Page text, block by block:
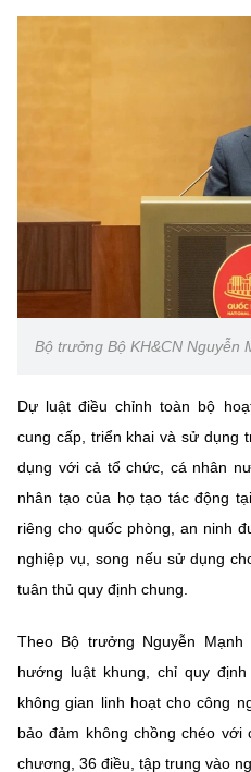
Bộ trưởng Bộ KH&CN Nguyễn
Dự luật điều chỉnh toàn bộ
cung cấp, triển khai và sử dụng
dụng với cả tổ chức, cá nhân
nhân tạo của họ tạo tác động
riêng cho quốc phòng, an ninh
nghiệp vụ, song nếu sử dụng
tuân thủ quy định chung.
Theo Bộ trưởng Nguyễn
hướng luật khung, chỉ quy
không gian linh hoạt cho công
bảo đảm không chồng chéo
chương, 36 điều, tập trung vào